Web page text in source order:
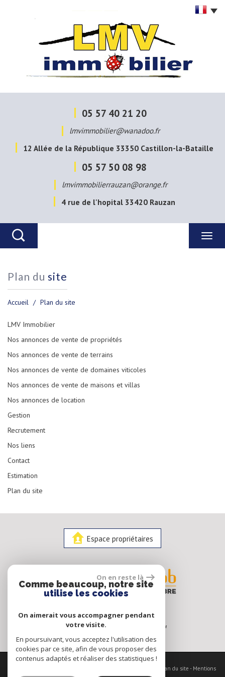
05 57 40 21 20
lmvimmobilier@wanadoo.fr
12 Allée de la République 33350 Castillon-la-Bataille
05 57 50 08 98
lmvimmobilierrauzan@orange.fr
4 rue de l'hopital 33420 Rauzan
plan du site
Accueil Plan du site
LMV Immobilier
Nos annonces de vente de propriétés
Nos annonces de vente de terrains
Nos annonces de vente de domaines viticoles
Nos annonces de vente de maisons et villas
Nos annonces de location
Gestion
Recrutement
Nos liens
Contact
Estimation
Plan du site
Espace propriétaires
Plan du site - Mentions
On en reste là
Comme beaucoup, notre site
utilise les cookies
On aimerait vous accompagner pendant
votre visite.
En poursuivant, vous acceptez l'utilisation des
cookies par ce site, afin de vous proposer des
contenus adaptés et réaliser des statistiques !